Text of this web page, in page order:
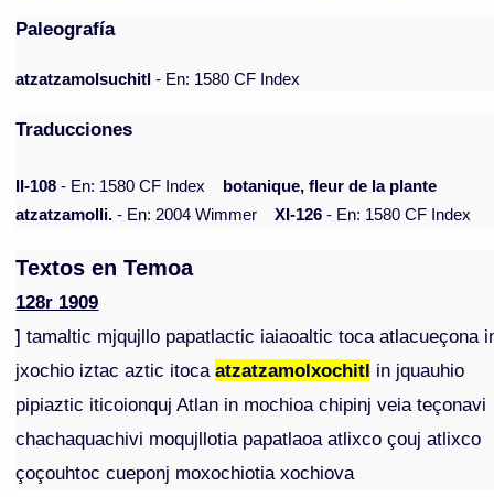
Paleografía
atzatzamolsuchitl - En: 1580 CF Index
Traducciones
II-108 - En: 1580 CF Index
botanique, fleur de la plante
atzatzamolli. - En: 2004 Wimmer XI-126 - En: 1580 CF Index
Textos en Temoa
128r 1909
] tamaltic mjqujllo papatlactic iaiaoaltic toca atlacueçona
jxochio iztac aztic itocaatzatzamolxochitl in jquauhio
pipiaztic iticoionquj Atlan in mochioa chipinj veia teçonavi
chachaquachivi moqujllotia papatlaoa atlixco çouj atlixco
çoçouhtoc cueponj moxochiotia xochiova